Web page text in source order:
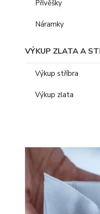
Přívěšky
Náramky
VÝKUP ZLATA A
Výkup stříbra
Výkup zlata